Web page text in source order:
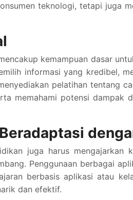
teknologi, tetapi juga
kemampuan dasar
informasi yang kredibel,
pelatihan tentang
memahami potensi dampak
juga harus mengajarkan
Penggunaan berbagai
berbasis aplikasi atau
dan efektif.